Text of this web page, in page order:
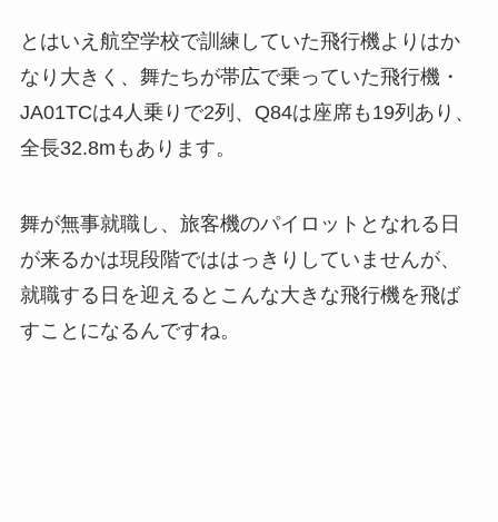
とはいえ航空学校で訓練していた飛行機よりはか
なり大きく、舞たちが帯広で乗っていた飛行機・
JA01TCは4人乗りで2列、Q84は座席も19列あり、
全長32.8mもあります。
舞が無事就職し、旅客機のパイロットとなれる日
が来るかは現段階でははっきりしていませんが、
就職する日を迎えるとこんな大きな飛行機を飛ば
すことになるんですね。